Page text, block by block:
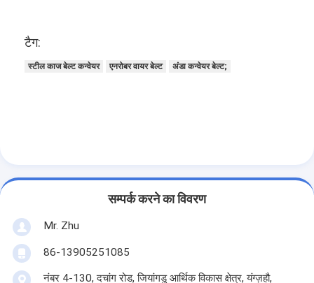
टैग:
स्टील काज बेल्ट कन्वेयर एनरोबर वायर बेल्ट अंडा कन्वेयर बेल्ट;
सम्पर्क करने का विवरण
Mr. Zhu
86-13905251085
नंबर 4-130, दचांग रोड, जियांगडु आर्थिक विकास क्षेत्र, यंग्ज़हौ,